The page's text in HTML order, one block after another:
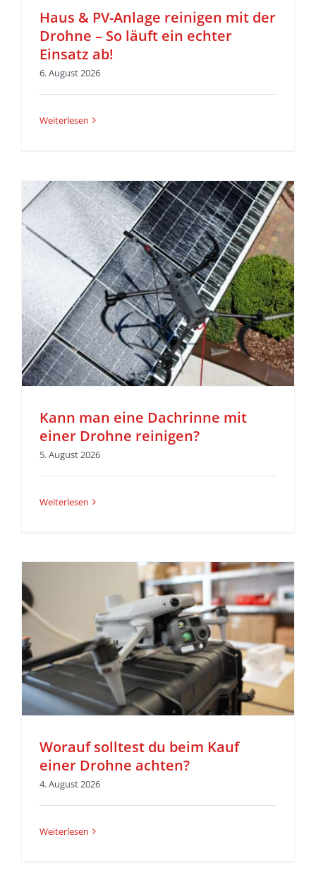
Haus & PV-Anlage reinigen mit der
Drohne – So läuft ein echter
Einsatz ab!
6. August 2026
Weiterlesen
Kann man eine Dachrinne mit
einer Drohne reinigen?
5. August 2026
Weiterlesen
Worauf solltest du beim Kauf
einer Drohne achten?
4. August 2026
Weiterlesen